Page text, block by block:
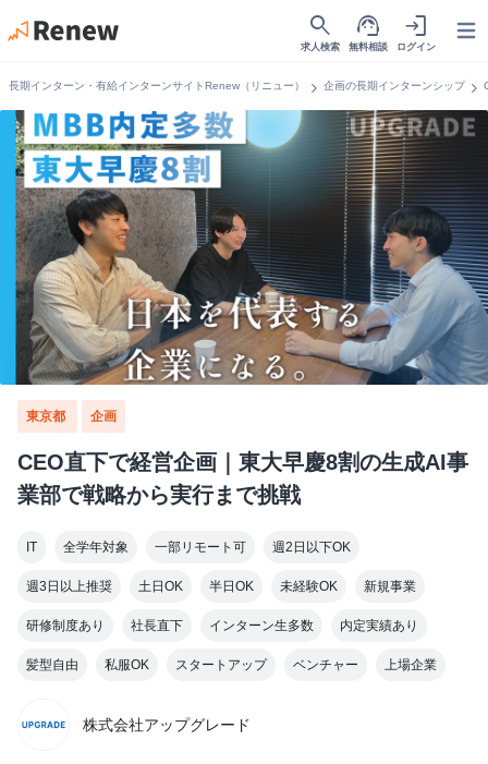
search
求人検索
support_agent
無料相談
login
ログイン
長期インターン・有給インターンサイトRenew（リニュー） chevron_right 企画の長期インターンシップchevron_right
東京都 企画
CEO直下で経営企画｜東大早慶8割の生成AI事
業部で戦略から実行まで挑戦
IT 全学年対象 一部リモート可 週2日以下OK
週3日以上推奨 土日OK 半日OK 未経験OK 新規事業
研修制度あり 社長直下 インターン生多数 内定実績あり
髪型自由 私服OK スタートアップ ベンチャー 上場企業
株式会社アップグレード